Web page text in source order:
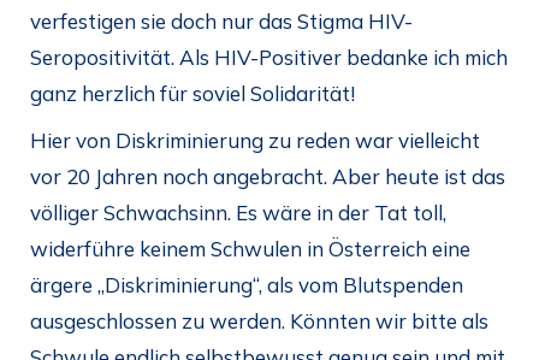
verfestigen sie doch nur das Stigma HIV-
Seropositivität. Als HIV-Positiver bedanke ich mich
ganz herzlich für soviel Solidarität!
Hier von Diskriminierung zu reden war vielleicht
vor 20 Jahren noch angebracht. Aber heute ist das
völliger Schwachsinn. Es wäre in der Tat toll,
widerführe keinem Schwulen in Österreich eine
ärgere „Diskriminierung“, als vom Blutspenden
ausgeschlossen zu werden. Könnten wir bitte als